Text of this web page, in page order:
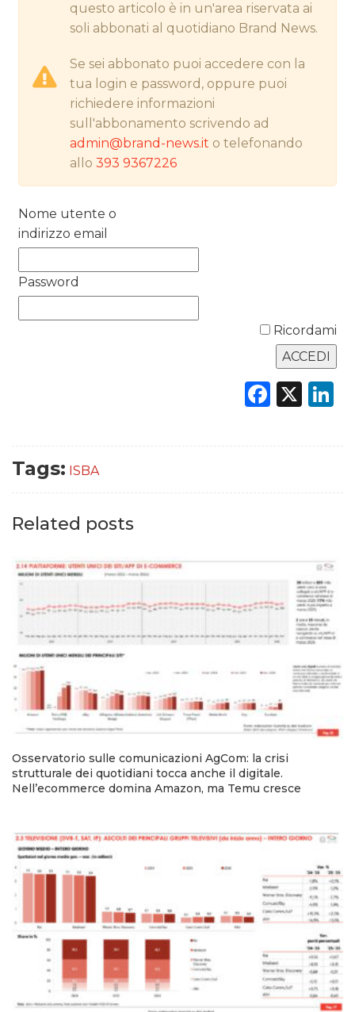
RICERCHE
PREVISIONI/SCENARI
NORMATIVE
OPINIONI
questo articolo è in un'area riservata ai
soli abbonati al quotidiano Brand News.
Se sei abbonato puoi accedere con la
tua login e password, oppure puoi
richiedere informazioni
sull'abbonamento scrivendo ad
admin@brand-news.it o telefonando
allo393 9367226
Nome utente o
indirizzo email
Password
Ricordami
X
Tags: ISBA
Related posts
Osservatorio sulle comunicazioni AgCom: la crisi
strutturale dei quotidiani tocca anche il digitale.
Nell’ecommerce domina Amazon, ma Temu cresce